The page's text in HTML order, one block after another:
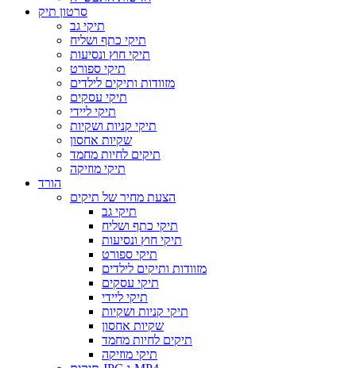
סרטון תיק
תיקי גב
תיקי כתף ושליח
תיקי חוץ ונסיעות
תיקי ספורט
מזוודות ותיקים לילדים
תיקי עסקים
תיקי ליידי
תיקי קניות ושקיות
שקיות אחסון
תיקים לחיות מחמד
תיקי מוזיקה
הורד
הצעת מחיר של תיקים
תיקי גב
תיקי כתף ושליח
תיקי חוץ ונסיעות
תיקי ספורט
מזוודות ותיקים לילדים
תיקי עסקים
תיקי ליידי
תיקי קניות ושקיות
שקיות אחסון
תיקים לחיות מחמד
תיקי מוזיקה